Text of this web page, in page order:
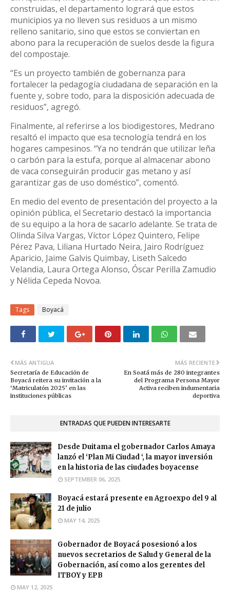
construidas, el departamento logrará que estos
municipios ya no lleven sus residuos a un mismo
relleno sanitario, sino que estos se conviertan en
abono para la recuperación de suelos desde la figura
del compostaje.
“Es un proyecto también de gobernanza para
fortalecer la pedagogía ciudadana de separación en la
fuente y, sobre todo, para la disposición adecuada de
residuos”, agregó.
Finalmente, al referirse a los biodigestores, Medrano
resaltó el impacto que esa tecnología tendrá en los
hogares campesinos. “Ya no tendrán que utilizar leña
o carbón para la estufa, porque al almacenar abono
de vaca conseguirán producir gas metano y así
garantizar gas de uso doméstico”, comentó.
En medio del evento de presentación del proyecto a la
opinión pública, el Secretario destacó la importancia
de su equipo a la hora de sacarlo adelante. Se trata de
Olinda Silva Vargas, Víctor López Quintero, Felipe
Pérez Pava, Liliana Hurtado Neira, Jairo Rodríguez
Aparicio, Jaime Galvis Quimbay, Liseth Salcedo
Velandia, Laura Ortega Alonso, Óscar Perilla Zamudio
y Nélida Cepeda Novoa.
Tags Boyacá
MÁS RECIENTE
En Soatá más de 280 integrantes
del Programa Persona Mayor
Activa reciben indumentaria
deportiva
MÁS ANTIGUA
Secretaría de Educación de
Boyacá reitera su invitación a la
‘Matriculatón 2025’ en las
instituciones públicas
ENTRADAS QUE PUEDEN INTERESARTE
Desde Duitama el gobernador Carlos Amaya
lanzó el ‘Plan Mi Ciudad ‘, la mayor inversión
en la historia de las ciudades boyacense
SEPTEMBER 06, 2025
Boyacá estará presente en Agroexpo del 9 al
21 de julio
MAY 14, 2025
Gobernador de Boyacá posesionó a los
nuevos secretarios de Salud y General de la
Gobernación, así como a los gerentes del
ITBOY y EPB
MAY 12, 2025